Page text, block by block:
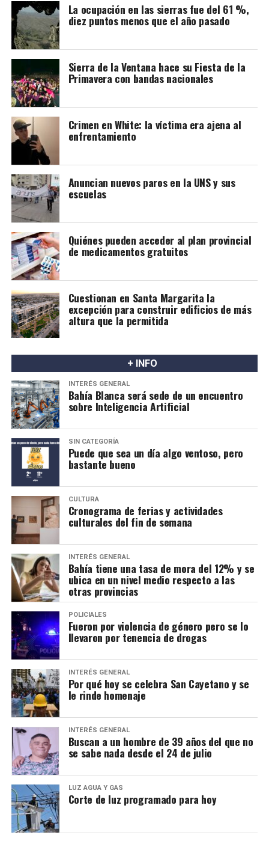
1° sección: $970,75
2° sección: $1087,85
Cerri: $1146,33
Cabildo: $1839,91
ATRIBUTOS SOCIALES
1° sección: $873,68
2° sección: $979,07
Cerri: $1031,70
Cabildo: $1655,92
PERSONAS CON DISCAPACIDAD
Sin costo
PASAJE COMBINADO
En el Boleto Combinado, que permite utilizar dos líneas
en el lapso de una hora, el segundo pasaje es gratuito.
A quienes alcanza los atributos Sociales:
* Jubilados y/o pensionados
* Veteranos de la Guerra de Malvinas
* Monotributistas Sociales
* Beneficiarios de:
* Asignación Universal por Hijo
* Asignación por Embarazo
* Programa de Jóvenes con Más y Mejor trabajo
* Seguro por desempleo
* Seguro de Capacitación y Empleo
* Programa Promover Igualdad de Oportunidades
* Programa PROGRESAR
* Programa Volver al Trabajo
* Programa Acompañamiento Social
* Pensiones No Contributivas.
La ocupación en las sierras fue del 61 %,
diez puntos menos que el año pasado
Sierra de la Ventana hace su Fiesta de la
Primavera con bandas nacionales
Crimen en White: la víctima era ajena al
enfrentamiento
Anuncian nuevos paros en la UNS y sus
escuelas
Quiénes pueden acceder al plan provincial
de medicamentos gratuitos
Cuestionan en Santa Margarita la
excepción para construir edificios de más
altura que la permitida
+ INFO
INTERÉS GENERAL
Bahía Blanca será sede de un encuentro
sobre Inteligencia Artificial
SIN CATEGORÍA
Puede que sea un día algo ventoso, pero
bastante bueno
CULTURA
Cronograma de ferias y actividades
culturales del fin de semana
INTERÉS GENERAL
Bahía tiene una tasa de mora del 12% y se
ubica en un nivel medio respecto a las
otras provincias
POLICIALES
Fueron por violencia de género pero se lo
llevaron por tenencia de drogas
INTERÉS GENERAL
Por qué hoy se celebra San Cayetano y se
le rinde homenaje
INTERÉS GENERAL
Buscan a un hombre de 39 años del que no
se sabe nada desde el 24 de julio
LUZ AGUA Y GAS
Corte de luz programado para hoy